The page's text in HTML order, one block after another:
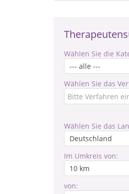
Wählen Sie die
Wählen Sie das
Wählen Sie das
Im Umkreis von:
von: